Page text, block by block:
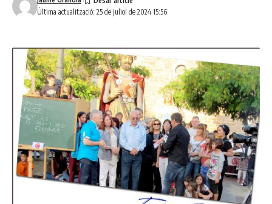
Última actualització: 25 de juliol de 2024 15:56